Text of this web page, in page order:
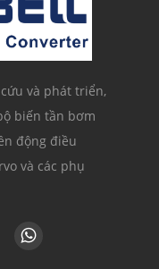
và phát triển,
biến tần bơm
động điều
và các phụ